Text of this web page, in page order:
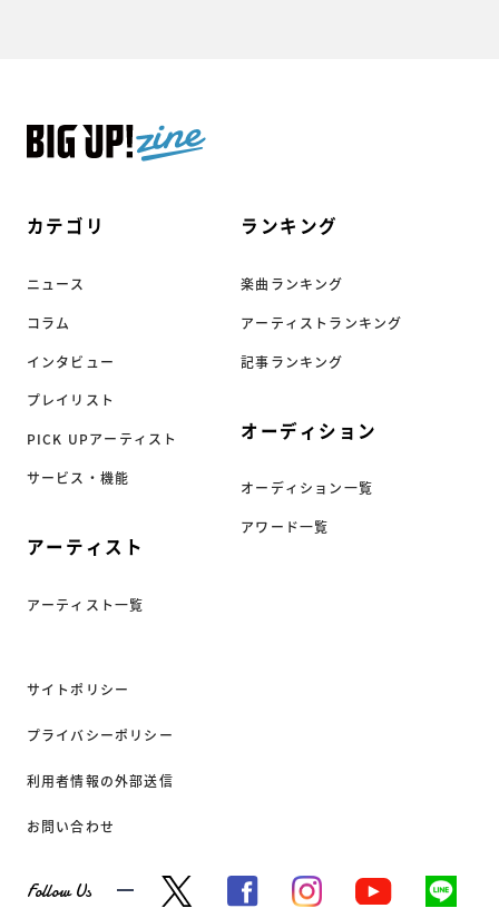
カテゴリ
ニュース
コラム
インタビュー
プレイリスト
PICK UPアーティスト
サービス・機能
アーティスト
アーティスト一覧
ランキング
楽曲ランキング
アーティストランキング
記事ランキング
オーディション
オーディション一覧
アワード一覧
サイトポリシー
プライバシーポリシー
利用者情報の外部送信
お問い合わせ
Follow Us